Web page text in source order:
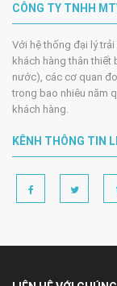
CÔNG TY TNHH
Với hệ thống đại lý
khách hàng thân thiết
nước), các cơ quan
trong bao nhiêu năm
khách hàng.
KÊNH THÔNG TIN